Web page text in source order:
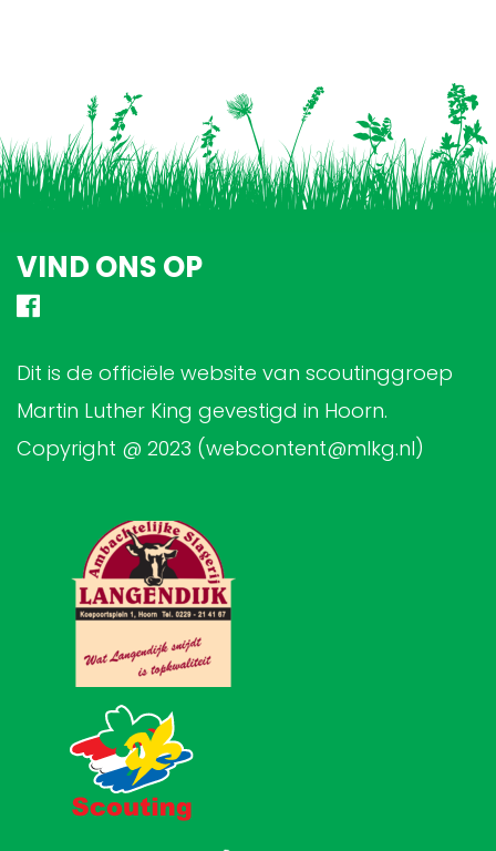
VIND ONS OP
Dit is de officiële website van scoutinggroep
Martin Luther King gevestigd in Hoorn.
Copyright @ 2023 (webcontent@mlkg.nl)